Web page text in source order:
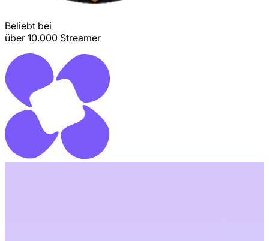
Beliebt bei
über 10.000 Streamer